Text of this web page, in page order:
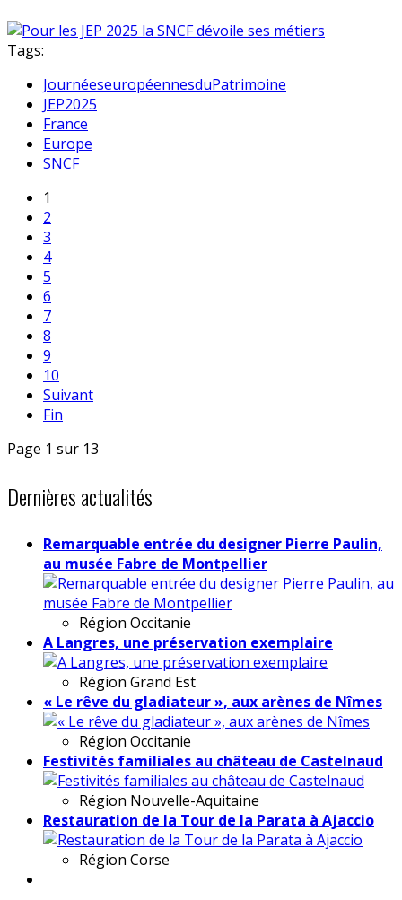
Tags:
JournéeseuropéennesduPatrimoine
JEP2025
France
Europe
SNCF
1
2
3
4
5
6
7
8
9
10
Suivant
Fin
Page 1 sur 13
Dernières actualités
Remarquable entrée du designer Pierre Paulin,
au musée Fabre de Montpellier
Région Occitanie
A Langres, une préservation exemplaire
Région Grand Est
« Le rêve du gladiateur », aux arènes de Nîmes
Région Occitanie
Festivités familiales au château de Castelnaud
Région Nouvelle-Aquitaine
Restauration de la Tour de la Parata à Ajaccio
Région Corse